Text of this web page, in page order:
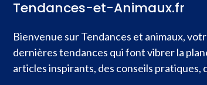
Tendances-et-Animaux.fr
Bienvenue sur Tendances et animaux,
dernières tendances qui font vibrer la
articles inspirants, des conseils